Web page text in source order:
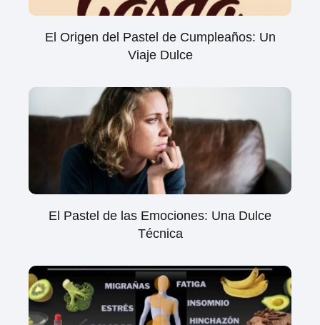
El Origen del Pastel de Cumpleaños: Un
Viaje Dulce
El Pastel de las Emociones: Una Dulce
Técnica